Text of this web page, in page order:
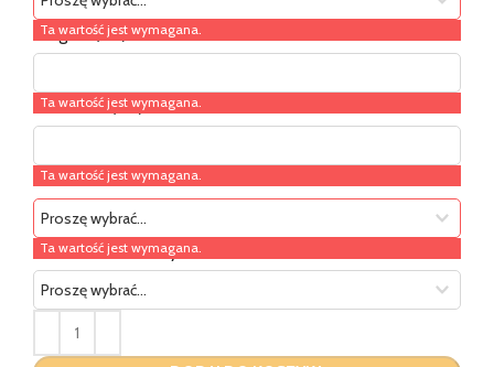
Ta wartość jest wymagana.
Długość (cm)
Ta wartość jest wymagana.
Szerokość (cm)
Ta wartość jest wymagana.
Frez MDF
Ta wartość jest wymagana.
Niestandardowe wykończenie narożników